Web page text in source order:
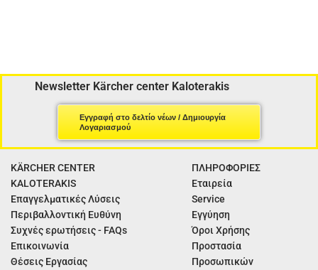
Newsletter Kärcher center Kaloterakis
Εγγραφή στο δελτίο νέων / Δημιουργία
Λογαριασμού
KÄRCHER CENTER
KALOTERAKIS
Επαγγελματικές Λύσεις
Περιβαλλοντική Ευθύνη
Συχνές ερωτήσεις - FAQs
Επικοινωνία
Θέσεις Εργασίας
ΠΛΗΡΟΦΟΡΙΕΣ
Εταιρεία
Service
Εγγύηση
Όροι Χρήσης
Προστασία
Προσωπικών